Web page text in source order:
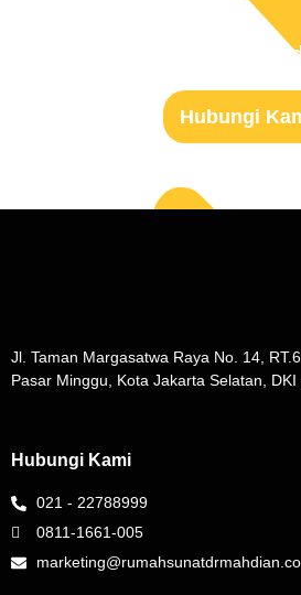
Siap Untuk Mulai
Hubungi
Jl. Taman Margasatwa Raya No. 14,
Pasar Minggu, Kota Jakarta Selatan, DKI
Hubungi Kami
021 - 22788999
0811-1661-005